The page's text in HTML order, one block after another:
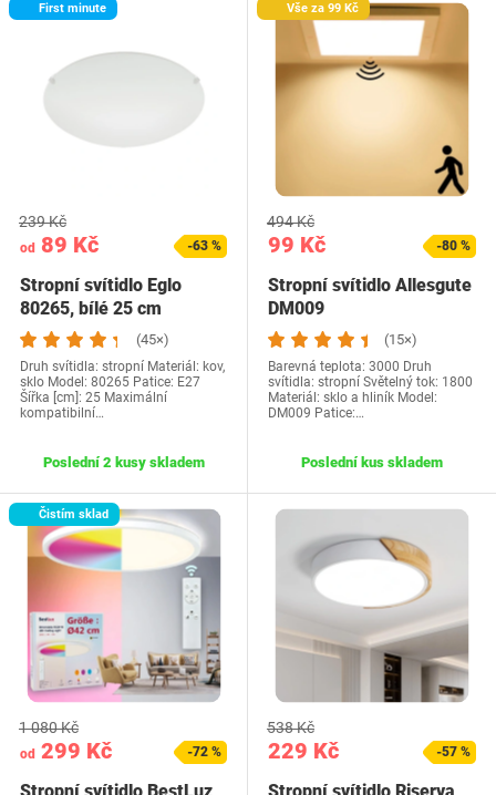
First minute
od 89 Kč
239 Kč
-63 %
Stropní svítidlo Eglo
80265, bílé 25 cm
(45×)
Druh svítidla: stropní Materiál: kov,
sklo Model: 80265 Patice: E27
Šířka [cm]: 25 Maximální
kompatibilní…
Poslední 2 kusy skladem
Vše za 99 Kč
99 Kč
494 Kč
-80 %
Stropní svítidlo Allesgute
DM009
(15×)
Barevná teplota: 3000 Druh
svítidla: stropní Světelný tok: 1800
Materiál: sklo a hliník Model:
DM009 Patice:…
Poslední kus skladem
Čistím sklad
od 299 Kč
1 080 Kč
-72 % 229 Kč
538 Kč
-57 %